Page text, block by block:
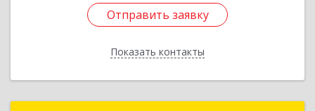
Отправить заявку
Показать контакты
Отправить заявку
Назад